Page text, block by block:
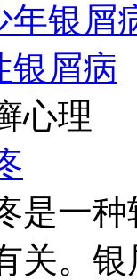
年银屑
银屑病
心理
是一
关。